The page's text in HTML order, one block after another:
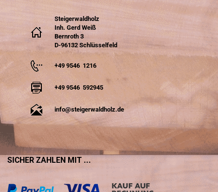
Steigerwaldholz
Inh. Gerd Weiß
Bernroth 3
D-96132 Schlüsselfeld
+49 9546 1216
+49 9546 592945
info@steigerwaldholz.de
SICHER ZAHLEN MIT ...